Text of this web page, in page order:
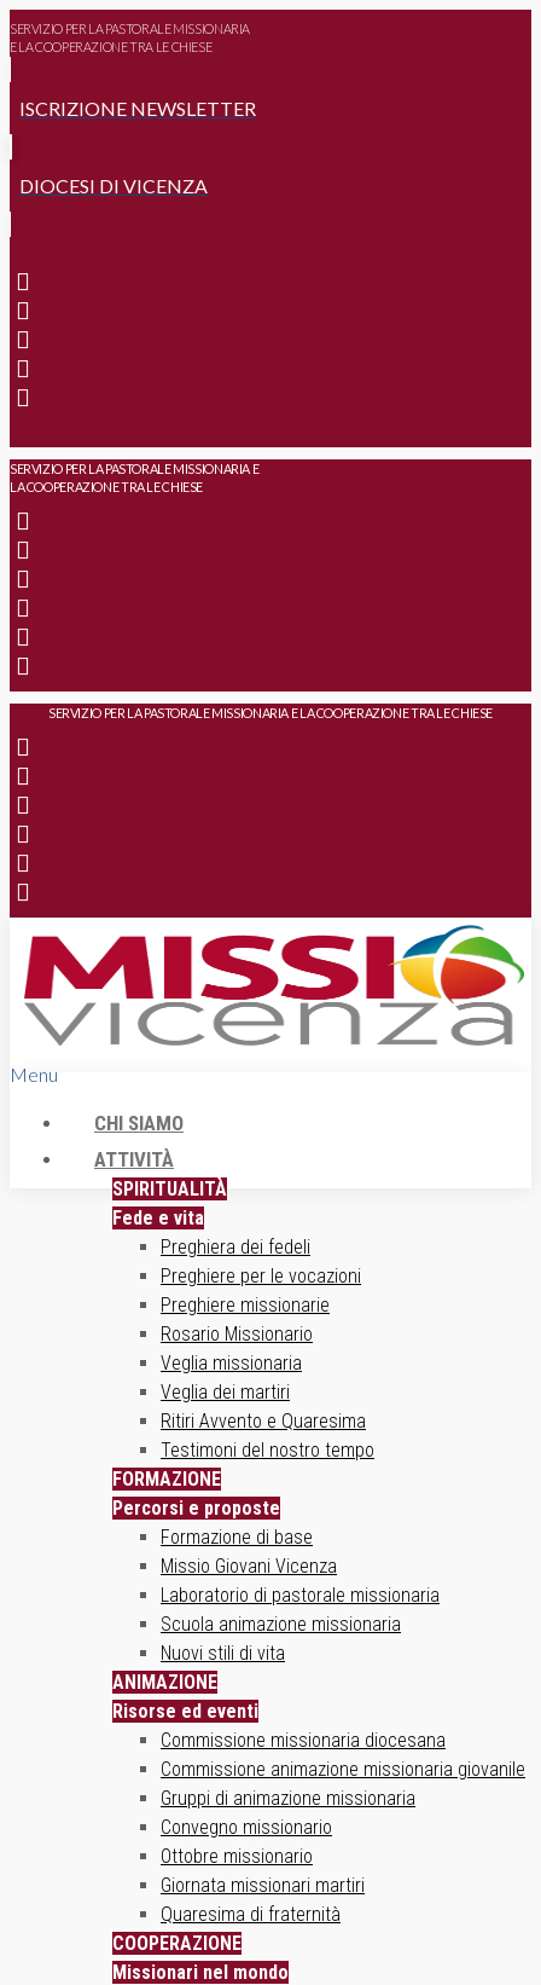
SERVIZIO PER LA PASTORALE MISSIONARIA
E LA COOPERAZIONE TRA LE CHIESE
ISCRIZIONE NEWSLETTER
DIOCESI DI VICENZA
SERVIZIO PER LA PASTORALE MISSIONARIA E
LA COOPERAZIONE TRA LE CHIESE
SERVIZIO PER LA PASTORALE MISSIONARIA E LA COOPERAZIONE TRA LE CHIESE
Menu
CHI SIAMO
ATTIVITÀ
SPIRITUALITÀ
Fede e vita
Preghiera dei fedeli
Preghiere per le vocazioni
Preghiere missionarie
Rosario Missionario
Veglia missionaria
Veglia dei martiri
Ritiri Avvento e Quaresima
Testimoni del nostro tempo
FORMAZIONE
Percorsi e proposte
Formazione di base
Missio Giovani Vicenza
Laboratorio di pastorale missionaria
Scuola animazione missionaria
Nuovi stili di vita
ANIMAZIONE
Risorse ed eventi
Commissione missionaria diocesana
Commissione animazione missionaria giovanile
Gruppi di animazione missionaria
Convegno missionario
Ottobre missionario
Giornata missionari martiri
Quaresima di fraternità
COOPERAZIONE
Missionari nel mondo